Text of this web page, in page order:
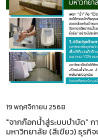
19 พฤศจิกายน 2568
"จากก๊อกน้ำสู่ระบบบำบัด”
มหาวิทยาลัย (สีเขียว) ธุร